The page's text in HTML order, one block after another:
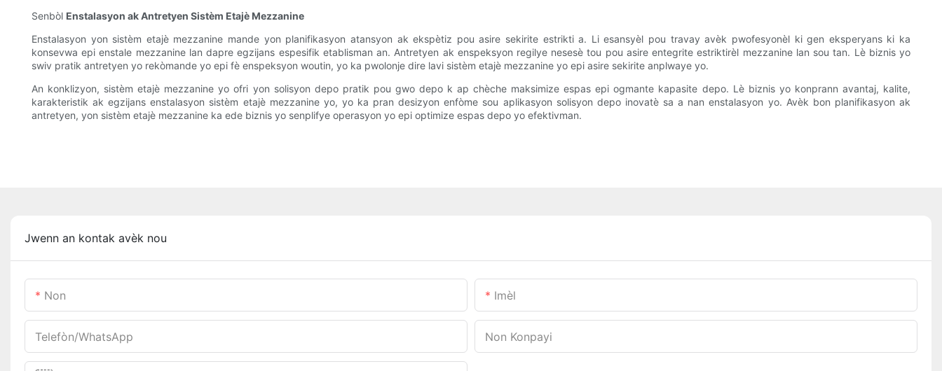
Senbòl Enstalasyon ak Antretyen Sistèm Etajè Mezzanine
Enstalasyon yon sistèm etajè mezzanine mande yon planifikasyon atansyon ak ekspètiz pou asire sekirite estrikti a. Li esansyèl pou travay avèk pwofesyonèl ki gen eksperyans ki ka
konsevwa epi enstale mezzanine lan dapre egzijans espesifik etablisman an. Antretyen ak enspeksyon regilye nesesè tou pou asire entegrite estriktirèl mezzanine lan sou tan. Lè biznis yo
swiv pratik antretyen yo rekòmande yo epi fè enspeksyon woutin, yo ka pwolonje dire lavi sistèm etajè mezzanine yo epi asire sekirite anplwaye yo.
An konklizyon, sistèm etajè mezzanine yo ofri yon solisyon depo pratik pou gwo depo k ap chèche maksimize espas epi ogmante kapasite depo. Lè biznis yo konprann avantaj, kalite,
karakteristik ak egzijans enstalasyon sistèm etajè mezzanine yo, yo ka pran desizyon enfòme sou aplikasyon solisyon depo inovatè sa a nan enstalasyon yo. Avèk bon planifikasyon ak
antretyen, yon sistèm etajè mezzanine ka ede biznis yo senplifye operasyon yo epi optimize espas depo yo efektivman.
Jwenn an kontak avèk nou
Non Imèl
Telefòn/WhatsApp Non Konpayi